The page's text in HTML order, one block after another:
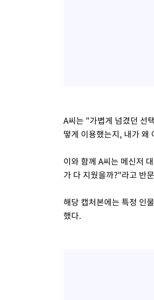
A씨는 "가볍게 넘겼던 선
떻게 이용했는지, 내가 왜
이와 함께 A씨는 메신저
가 다 지웠을까?"라고 반
해당 캡처본에는 특정 인
했다.